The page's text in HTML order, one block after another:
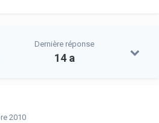
Dernière réponse
14 a
2010